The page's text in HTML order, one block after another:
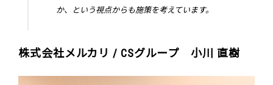
か、という視点からも施策を考えています。
株式会社メルカリ / CSグループ 小川 直樹